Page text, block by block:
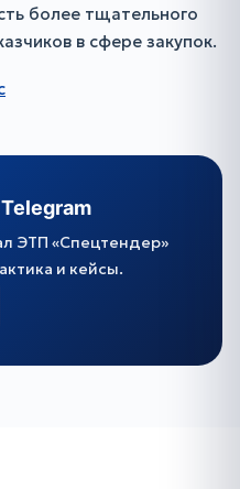
более тщательного
в сфере закупок.
ЭТП «Спецтендер»
и кейсы.